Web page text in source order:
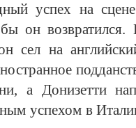
успех на
он
сел на
а Донизетти
успехом в